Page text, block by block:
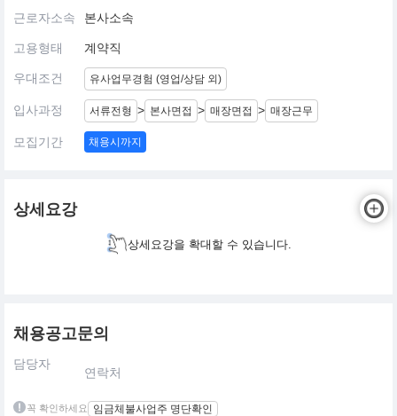
근로자소속 본사소속
고용형태 계약직
우대조건 유사업무경험 (영업/상담 외)
입사과정 서류전형 > 본사면접 > 매장면접 > 매장근무
모집기간 채용시까지
상세요강
상세요강을 확대할 수 있습니다.
채용공고문의
담당자
연락처
꼭 확인하세요 임금체불사업주 명단확인